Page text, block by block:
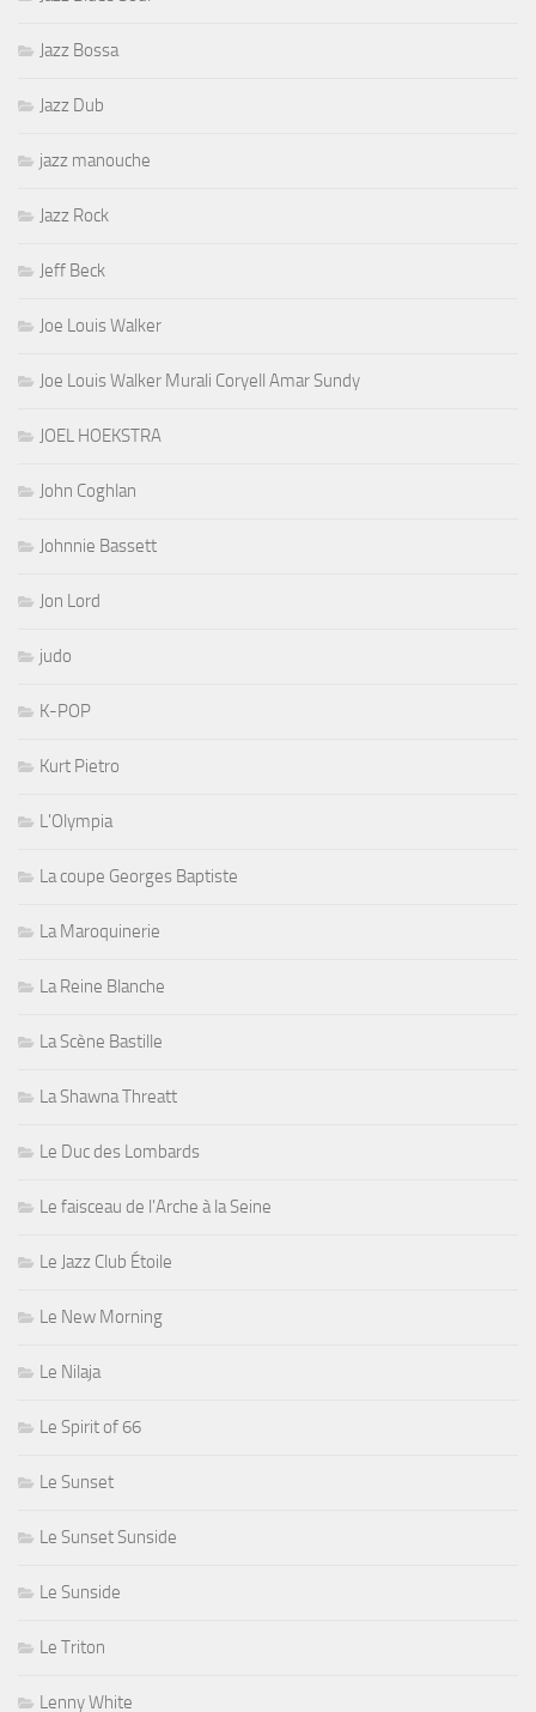
Jazz Bossa
Jazz Dub
jazz manouche
Jazz Rock
Jeff Beck
Joe Louis Walker
Joe Louis Walker Murali Coryell Amar Sundy
JOEL HOEKSTRA
John Coghlan
Johnnie Bassett
Jon Lord
judo
K-POP
Kurt Pietro
L'Olympia
La coupe Georges Baptiste
La Maroquinerie
La Reine Blanche
La Scène Bastille
La Shawna Threatt
Le Duc des Lombards
Le faisceau de l'Arche à la Seine
Le Jazz Club Étoile
Le New Morning
Le Nilaja
Le Spirit of 66
Le Sunset
Le Sunset Sunside
Le Sunside
Le Triton
Lenny White